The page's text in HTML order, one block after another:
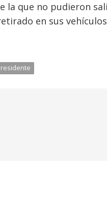
la que no pudieron
en sus